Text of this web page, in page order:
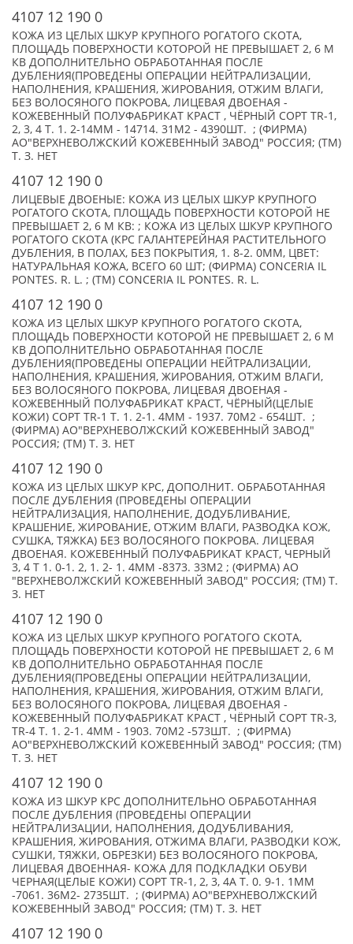
4107 12 190 0
КОЖА ИЗ ЦЕЛЫХ ШКУР КРУПНОГО РОГАТОГО СКОТА,
ПЛОЩАДЬ ПОВЕРХНОСТИ КОТОРОЙ НЕ ПРЕВЫШАЕТ 2, 6 М
КВ ДОПОЛНИТЕЛЬНО ОБРАБОТАННАЯ ПОСЛЕ
ДУБЛЕНИЯ(ПРОВЕДЕНЫ ОПЕРАЦИИ НЕЙТРАЛИЗАЦИИ,
НАПОЛНЕНИЯ, КРАШЕНИЯ, ЖИРОВАНИЯ, ОТЖИМ ВЛАГИ,
БЕЗ ВОЛОСЯНОГО ПОКРОВА, ЛИЦЕВАЯ ДВОЕНАЯ -
КОЖЕВЕННЫЙ ПОЛУФАБРИКАТ КРАСТ , ЧЁРНЫЙ СОРТ TR-1,
2, 3, 4 Т. 1. 2-14ММ - 14714. 31М2 - 4390ШТ. ; (ФИРМА)
АО"ВЕРХНЕВОЛЖСКИЙ КОЖЕВЕННЫЙ ЗАВОД" РОССИЯ; (TM)
Т. З. НЕТ
4107 12 190 0
ЛИЦЕВЫЕ ДВОЕНЫЕ: КОЖА ИЗ ЦЕЛЫХ ШКУР КРУПНОГО
РОГАТОГО СКОТА, ПЛОЩАДЬ ПОВЕРХНОСТИ КОТОРОЙ НЕ
ПРЕВЫШАЕТ 2, 6 М КВ: ; КОЖА ИЗ ЦЕЛЫХ ШКУР КРУПНОГО
РОГАТОГО СКОТА (КРС ГАЛАНТЕРЕЙНАЯ РАСТИТЕЛЬНОГО
ДУБЛЕНИЯ, В ПОЛАХ, БЕЗ ПОКРЫТИЯ, 1. 8-2. 0ММ, ЦВЕТ:
НАТУРАЛЬНАЯ КОЖА, ВСЕГО 60 ШТ; (ФИРМА) CONCERIA IL
PONTES. R. L. ; (TM) CONCERIA IL PONTES. R. L.
4107 12 190 0
КОЖА ИЗ ЦЕЛЫХ ШКУР КРУПНОГО РОГАТОГО СКОТА,
ПЛОЩАДЬ ПОВЕРХНОСТИ КОТОРОЙ НЕ ПРЕВЫШАЕТ 2, 6 М
КВ ДОПОЛНИТЕЛЬНО ОБРАБОТАННАЯ ПОСЛЕ
ДУБЛЕНИЯ(ПРОВЕДЕНЫ ОПЕРАЦИИ НЕЙТРАЛИЗАЦИИ,
НАПОЛНЕНИЯ, КРАШЕНИЯ, ЖИРОВАНИЯ, ОТЖИМ ВЛАГИ,
БЕЗ ВОЛОСЯНОГО ПОКРОВА, ЛИЦЕВАЯ ДВОЕНАЯ -
КОЖЕВЕННЫЙ ПОЛУФАБРИКАТ КРАСТ, ЧЁРНЫЙ(ЦЕЛЫЕ
КОЖИ) СОРТ TR-1 Т. 1. 2-1. 4ММ - 1937. 70М2 - 654ШТ. ;
(ФИРМА) АО"ВЕРХНЕВОЛЖСКИЙ КОЖЕВЕННЫЙ ЗАВОД"
РОССИЯ; (TM) Т. З. НЕТ
4107 12 190 0
КОЖА ИЗ ЦЕЛЫХ ШКУР КРС, ДОПОЛНИТ. ОБРАБОТАННАЯ
ПОСЛЕ ДУБЛЕНИЯ (ПРОВЕДЕНЫ ОПЕРАЦИИ
НЕЙТРАЛИЗАЦИЯ, НАПОЛНЕНИЕ, ДОДУБЛИВАНИЕ,
КРАШЕНИЕ, ЖИРОВАНИЕ, ОТЖИМ ВЛАГИ, РАЗВОДКА КОЖ,
СУШКА, ТЯЖКА) БЕЗ ВОЛОСЯНОГО ПОКРОВА. ЛИЦЕВАЯ
ДВОЕНАЯ. КОЖЕВЕННЫЙ ПОЛУФАБРИКАТ КРАСТ, ЧЕРНЫЙ
3, 4 Т 1. 0-1. 2, 1. 2- 1. 4ММ -8373. 33М2 ; (ФИРМА) АО
"ВЕРХНЕВОЛЖСКИЙ КОЖЕВЕННЫЙ ЗАВОД" РОССИЯ; (TM) Т.
З. НЕТ
4107 12 190 0
КОЖА ИЗ ЦЕЛЫХ ШКУР КРУПНОГО РОГАТОГО СКОТА,
ПЛОЩАДЬ ПОВЕРХНОСТИ КОТОРОЙ НЕ ПРЕВЫШАЕТ 2, 6 М
КВ ДОПОЛНИТЕЛЬНО ОБРАБОТАННАЯ ПОСЛЕ
ДУБЛЕНИЯ(ПРОВЕДЕНЫ ОПЕРАЦИИ НЕЙТРАЛИЗАЦИИ,
НАПОЛНЕНИЯ, КРАШЕНИЯ, ЖИРОВАНИЯ, ОТЖИМ ВЛАГИ,
БЕЗ ВОЛОСЯНОГО ПОКРОВА, ЛИЦЕВАЯ ДВОЕНАЯ -
КОЖЕВЕННЫЙ ПОЛУФАБРИКАТ КРАСТ , ЧЁРНЫЙ СОРТ TR-3,
TR-4 Т. 1. 2-1. 4ММ - 1903. 70М2 -573ШТ. ; (ФИРМА)
АО"ВЕРХНЕВОЛЖСКИЙ КОЖЕВЕННЫЙ ЗАВОД" РОССИЯ; (TM)
Т. З. НЕТ
4107 12 190 0
КОЖА ИЗ ШКУР КРС ДОПОЛНИТЕЛЬНО ОБРАБОТАННАЯ
ПОСЛЕ ДУБЛЕНИЯ (ПРОВЕДЕНЫ ОПЕРАЦИИ
НЕЙТРАЛИЗАЦИИ, НАПОЛНЕНИЯ, ДОДУБЛИВАНИЯ,
КРАШЕНИЯ, ЖИРОВАНИЯ, ОТЖИМА ВЛАГИ, РАЗВОДКИ КОЖ,
СУШКИ, ТЯЖКИ, ОБРЕЗКИ) БЕЗ ВОЛОСЯНОГО ПОКРОВА,
ЛИЦЕВАЯ ДВОЕННАЯ- КОЖА ДЛЯ ПОДКЛАДКИ ОБУВИ
ЧЕРНАЯ(ЦЕЛЫЕ КОЖИ) СОРТ TR-1, 2, 3, 4А Т. 0. 9-1. 1ММ
-7061. 36М2- 2735ШТ. ; (ФИРМА) АО"ВЕРХНЕВОЛЖСКИЙ
КОЖЕВЕННЫЙ ЗАВОД" РОССИЯ; (TM) Т. З. НЕТ
4107 12 190 0